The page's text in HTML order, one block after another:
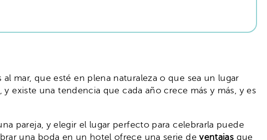
mar, que esté en plena naturaleza o que sea un lugar
existe una tendencia que cada año crece más y más, y es
pareja, y elegir el lugar perfecto para celebrarla puede
una boda en un hotel ofrece una serie de ventajas que